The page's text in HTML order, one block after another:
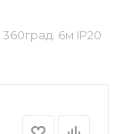
6м IP20